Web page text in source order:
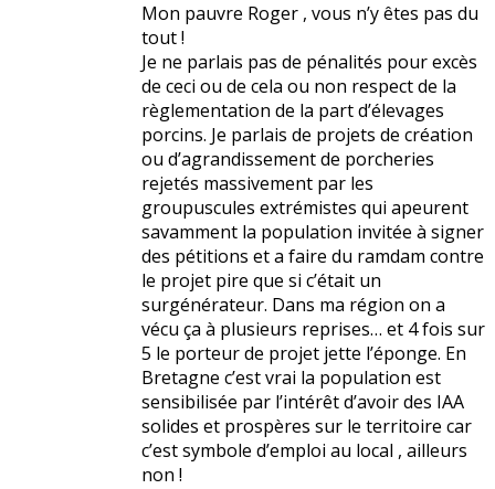
Mon pauvre Roger , vous n’y êtes pas du
tout !
Je ne parlais pas de pénalités pour excès
de ceci ou de cela ou non respect de la
règlementation de la part d’élevages
porcins. Je parlais de projets de création
ou d’agrandissement de porcheries
rejetés massivement par les
groupuscules extrémistes qui apeurent
savamment la population invitée à signer
des pétitions et a faire du ramdam contre
le projet pire que si c’était un
surgénérateur. Dans ma région on a
vécu ça à plusieurs reprises… et 4 fois sur
5 le porteur de projet jette l’éponge. En
Bretagne c’est vrai la population est
sensibilisée par l’intérêt d’avoir des IAA
solides et prospères sur le territoire car
c’est symbole d’emploi au local , ailleurs
non !